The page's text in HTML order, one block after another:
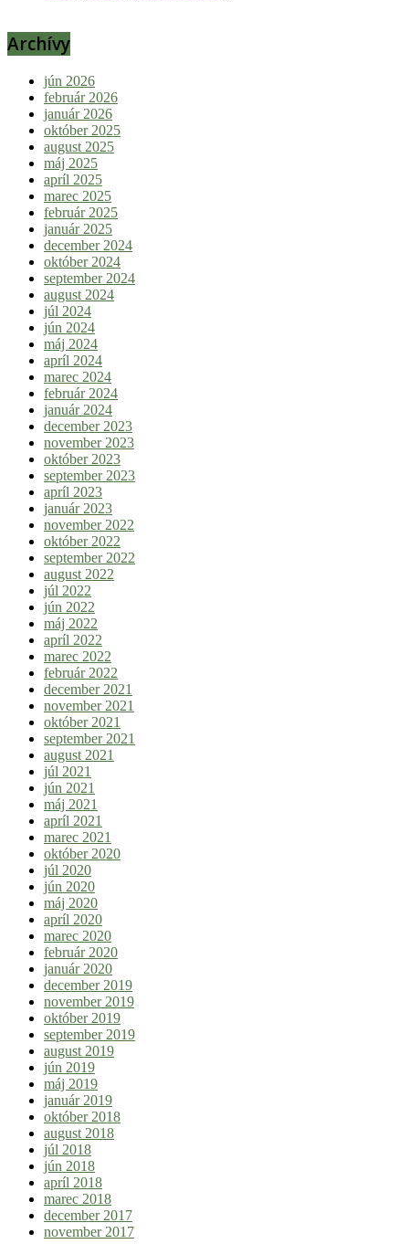
Archívy
jún 2026
február 2026
január 2026
október 2025
august 2025
máj 2025
apríl 2025
marec 2025
február 2025
január 2025
december 2024
október 2024
september 2024
august 2024
júl 2024
jún 2024
máj 2024
apríl 2024
marec 2024
február 2024
január 2024
december 2023
november 2023
október 2023
september 2023
apríl 2023
január 2023
november 2022
október 2022
september 2022
august 2022
júl 2022
jún 2022
máj 2022
apríl 2022
marec 2022
február 2022
december 2021
november 2021
október 2021
september 2021
august 2021
júl 2021
jún 2021
máj 2021
apríl 2021
marec 2021
október 2020
júl 2020
jún 2020
máj 2020
apríl 2020
marec 2020
február 2020
január 2020
december 2019
november 2019
október 2019
september 2019
august 2019
jún 2019
máj 2019
január 2019
október 2018
august 2018
júl 2018
jún 2018
apríl 2018
marec 2018
december 2017
november 2017